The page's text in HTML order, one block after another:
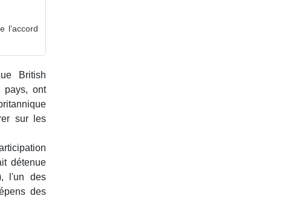
l’accord
British
pays, ont
sur les
détenue
l'un des
des